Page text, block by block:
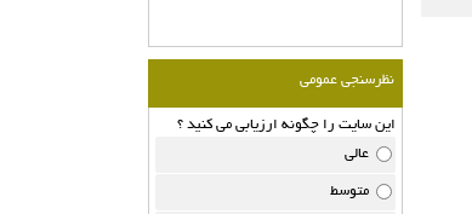
نظرسنجی عمومی
این سایت را چگونه ارزیابی می کنید ؟
عالی
متوسط